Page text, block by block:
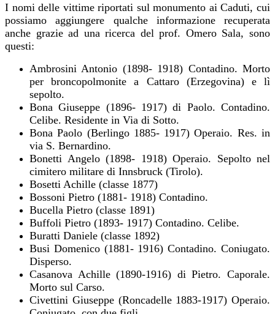
I nomi delle vittime riportati sul monumento ai Caduti, cui
possiamo aggiungere qualche informazione recuperata
anche grazie ad una ricerca del prof. Omero Sala, sono
questi:
Ambrosini Antonio (1898- 1918) Contadino. Morto
per broncopolmonite a Cattaro (Erzegovina) e lì
sepolto.
Bona Giuseppe (1896- 1917) di Paolo. Contadino.
Celibe. Residente in Via di Sotto.
Bona Paolo (Berlingo 1885- 1917) Operaio. Res. in
via S. Bernardino.
Bonetti Angelo (1898- 1918) Operaio. Sepolto nel
cimitero militare di Innsbruck (Tirolo).
Bosetti Achille (classe 1877)
Bossoni Pietro (1881- 1918) Contadino.
Bucella Pietro (classe 1891)
Buffoli Pietro (1893- 1917) Contadino. Celibe.
Buratti Daniele (classe 1892)
Busi Domenico (1881- 1916) Contadino. Coniugato.
Disperso.
Casanova Achille (1890-1916) di Pietro. Caporale.
Morto sul Carso.
Civettini Giuseppe (Roncadelle 1883-1917) Operaio.